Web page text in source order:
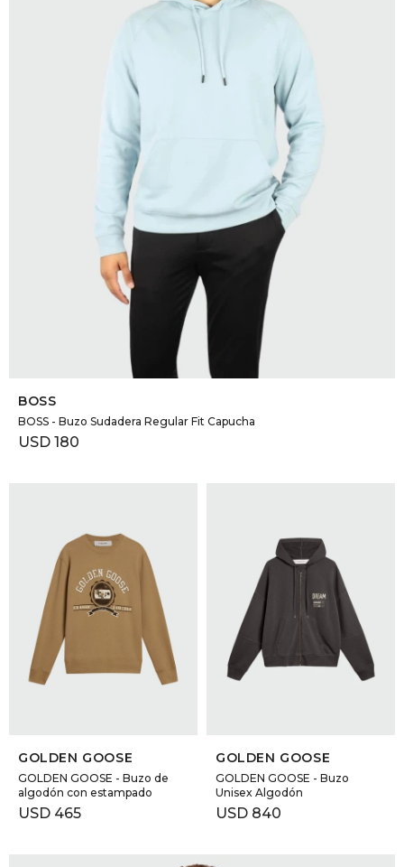
SELECCIONAR TALLE
BOSS
BOSS - Buzo Sudadera Regular Fit Capucha
USD 180
GOLDEN GOOSE
GOLDEN GOOSE - Buzo de
algodón con estampado
USD 465
GOLDEN GOOSE
GOLDEN GOOSE - Buzo
Unisex Algodón
USD 840